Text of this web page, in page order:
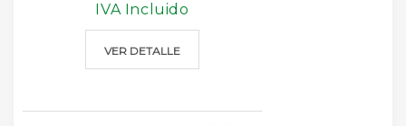
IVA Incluido
VER DETALLE